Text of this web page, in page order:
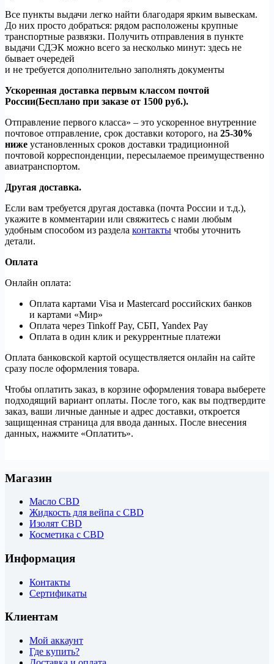
Все пункты выдачи легко найти благодаря ярким вывескам.
До них просто добраться: рядом расположены крупные
транспортные развязки. Получить отправления в пункте
выдачи СДЭК можно всего за несколько минут: здесь не
бывает очередей
и не требуется дополнительно заполнять документы
Ускоренная доставка первым классом почтой
России(Бесплано при заказе от 1500 руб.).
Отправление первого класса» – это ускоренное внутренние
почтовое отправление, срок доставки которого, на 25-30%
ниже установленных сроков доставки традиционной
почтовой корреспонденции, пересылаемое преимущественно
авиатранспортом.
Другая доставка.
Если вам требуется другая доставка (почта России и т.д.),
укажите в комментарии или свяжитесь с нами любым
удобным способом из раздела контакты чтобы уточнить
детали.
Оплата
Онлайн оплата:
Оплата картами Visa и Mastercard российских банков
и картами «Мир»
Оплата через Tinkoff Pay, СБП, Yandex Pay
Оплата в один клик и рекуррентные платежи
Оплата банковской картой осуществляется онлайн на сайте
сразу после оформления товара.
Чтобы оплатить заказ, в корзине оформления товара выберете
подходящий вариант оплаты. После того, как вы подтвердите
заказ, ваши личные данные и адрес доставки, откроется
защищенная страница для ввода данных. После внесения
данных, нажмите «Оплатить».
Магазин
Масло CBD
Жидкость для вейпа с CBD
Изолят CBD
Косметика с CBD
Информация
Контакты
Сертификаты
Клиентам
Мой аккаунт
Где купить?